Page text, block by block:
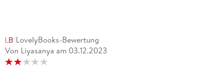
LovelyBooks-Bewertung
Von Liyasanya am 03.12.2023